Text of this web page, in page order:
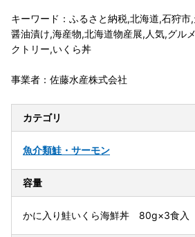
キーワード：ふるさと納税,北海道,石狩市
醤油漬け,海産物,北海道物産展,人気,グル
クトリー,いくら丼
事業者：佐藤水産株式会社
カテゴリ
魚介類鮭・サーモン
容量
かに入り鮭いくら海鮮丼 80g×3食入